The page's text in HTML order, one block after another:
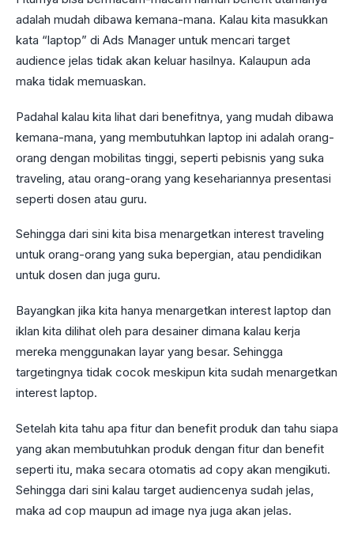
adalah mudah dibawa kemana-mana. Kalau kita masukkan
kata “laptop” di Ads Manager untuk mencari target
audience jelas tidak akan keluar hasilnya. Kalaupun ada
maka tidak memuaskan.
Padahal kalau kita lihat dari benefitnya, yang mudah dibawa
kemana-mana, yang membutuhkan laptop ini adalah orang-
orang dengan mobilitas tinggi, seperti pebisnis yang suka
traveling, atau orang-orang yang kesehariannya presentasi
seperti dosen atau guru.
Sehingga dari sini kita bisa menargetkan interest traveling
untuk orang-orang yang suka bepergian, atau pendidikan
untuk dosen dan juga guru.
Bayangkan jika kita hanya menargetkan interest laptop dan
iklan kita dilihat oleh para desainer dimana kalau kerja
mereka menggunakan layar yang besar. Sehingga
targetingnya tidak cocok meskipun kita sudah menargetkan
interest laptop.
Setelah kita tahu apa fitur dan benefit produk dan tahu siapa
yang akan membutuhkan produk dengan fitur dan benefit
seperti itu, maka secara otomatis ad copy akan mengikuti.
Sehingga dari sini kalau target audiencenya sudah jelas,
maka ad cop maupun ad image nya juga akan jelas.